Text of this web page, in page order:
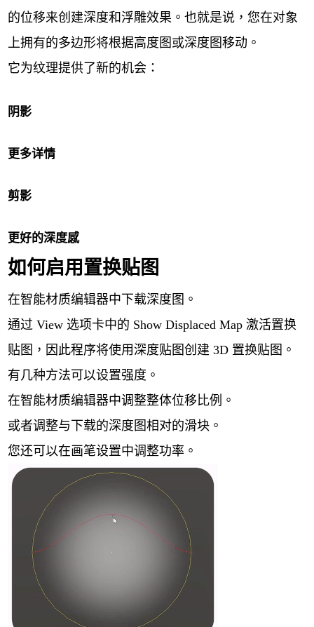
的位移来创建深度和浮雕效果。也就是说，您在对象
上拥有的多边形将根据高度图或深度图移动。
它为纹理提供了新的机会：
阴影
更多详情
剪影
更好的深度感
如何启用置换贴图
在智能材质编辑器中下载深度图。
通过 View 选项卡中的 Show Displaced Map 激活置换
贴图，因此程序将使用深度贴图创建 3D 置换贴图。
有几种方法可以设置强度。
在智能材质编辑器中调整整体位移比例。
或者调整与下载的深度图相对的滑块。
您还可以在画笔设置中调整功率。